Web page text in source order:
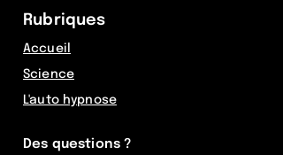
Rubriques
Accueil
Science
L'auto hypnose
Des questions ?